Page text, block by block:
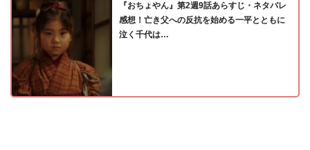
『おちょやん』第2週9話あらすじ・ネタバレ
感想！亡き父への反抗を始める一平とともに
泣く千代は…